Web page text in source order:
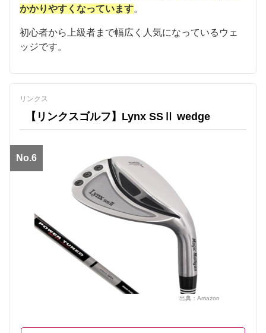
かかりやすくなっています。
初心者から上級者まで幅広く人気になっているウェ
ッジです。
リンクス
【リンクスゴルフ】Lynx SSⅡ wedge
No.6
出典： Amazon